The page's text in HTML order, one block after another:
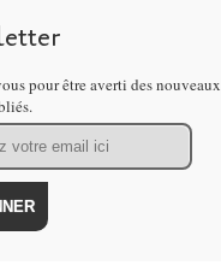
pour être averti des nouveaux